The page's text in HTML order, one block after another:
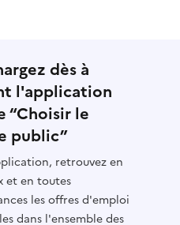
dès à
l'application
“Choisir le
public”
retrouvez en
et en toutes
les offres d'emploi
dans l'ensemble des